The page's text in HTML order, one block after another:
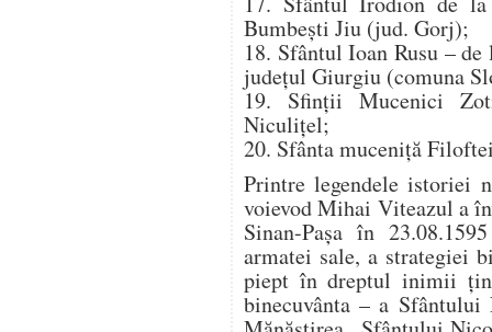
Bumbești Jiu (jud. Gorj);
18. Sfântul Ioan Rusu –
județul Giurgiu (comuna
19. Sfinții Mucenici
Niculițel;
20. Sfânta muceniță
Printre legendele istoriei
voievod Mihai Viteazul a
Sinan-Pașa în
armatei sale, a strategiei
piept în dreptul inimii
binecuvânta – a